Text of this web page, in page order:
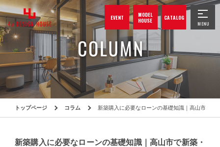
EVENT
MODEL
HOUSE
CATALOG
トップページ コラム 新築購入に必要なローンの基礎知識｜高山市で
新築購入に必要なローンの基礎知識｜高山市で新築・